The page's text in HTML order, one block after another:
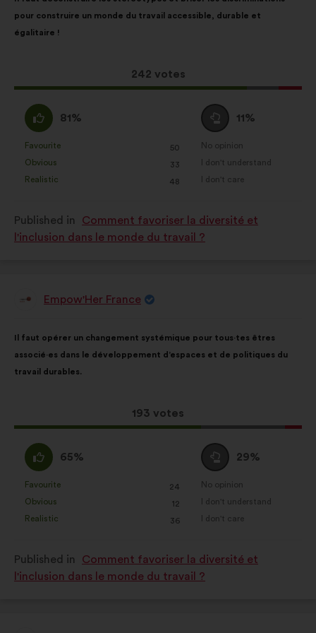
content
pour construire un monde du travail accessible, durable et
égalitaire !
This
proposal
242 votes
the
following
results:
I
agree
:
81%
as:
Favourite
: 50
times
Obvious
: 33
times
Realistic
: 48
times
I
am
neutral
:
11%
as:
No opinion
:times
I don't understand
:times
I don't care
:times
Published in
Comment favoriser la diversité et
l'inclusion dans le monde du travail ?
ProposalEmpow'Her France
content
Il faut opérer un changement systémique pour tous·tes êtres
associé·es dans le développement d’espaces et de politiques du
travail durables.
This
proposal
193 votes
the
following
results:
I
agree
:
65%
as:
Favourite
: 24
times
Obvious
: 12
times
Realistic
: 36
times
I
am
neutral
:
29%
as:
No opinion
:times
I don't understand
:times
I don't care
:times
Published in
Comment favoriser la diversité et
l'inclusion dans le monde du travail ?